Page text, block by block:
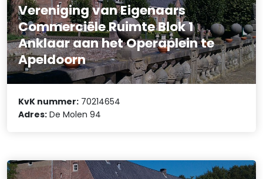
Vereniging van Eigenaars
Commerciële Ruimte Blok 1
Anklaar aan het Operaplein te
Apeldoorn
KvK nummer: 70214654
Adres: De Molen 94